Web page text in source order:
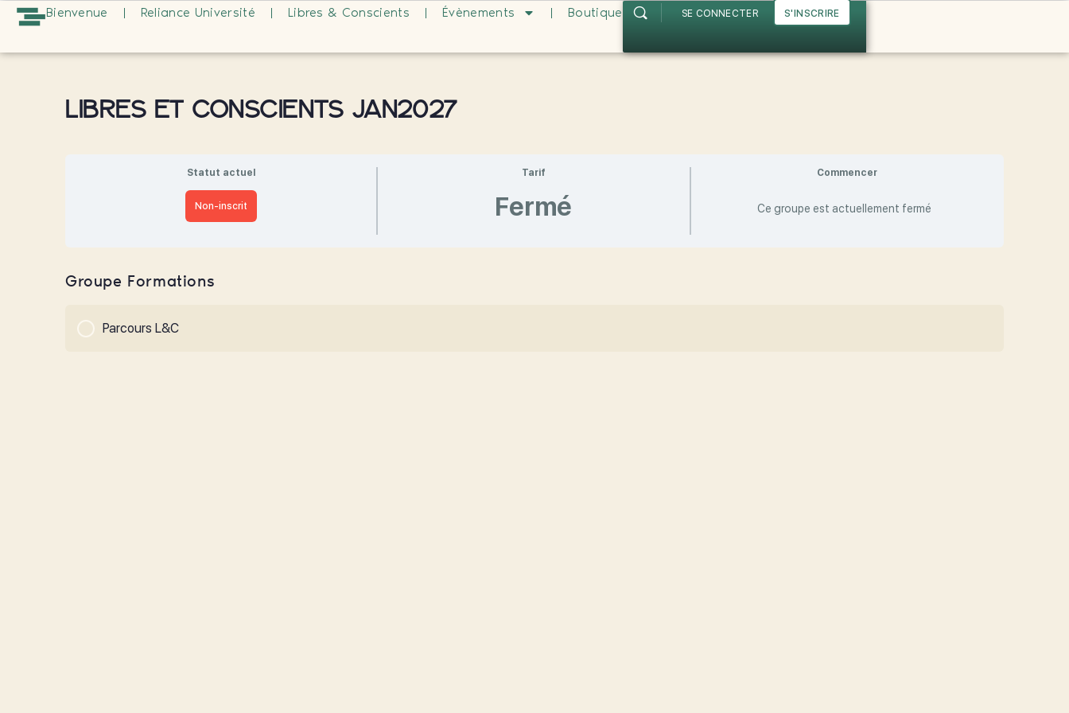
Bienvenue Reliance Université Libres & Conscients Évènements Boutique SE CONNECTER S'INSCRIRE
Libres et Conscients jan2027
Statut actuel
Non-inscrit
Tarif
Fermé
Commencer
Ce groupe est actuellement fermé
Groupe Formations
Parcours L&C